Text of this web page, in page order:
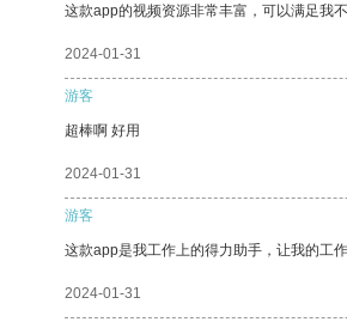
这款app的视频资源非常丰富，可以满足我不
2024-01-31
游客
超棒啊 好用
2024-01-31
游客
这款app是我工作上的得力助手，让我的工
2024-01-31